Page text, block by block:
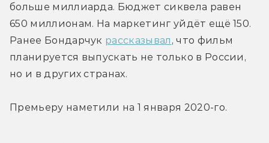
больше миллиарда. Бюджет сиквела равен
650 миллионам. На маркетинг уйдёт ещё 150.
Ранее Бондарчук рассказывал , что фильм
планируется выпускать не только в России,
но и в других странах.
Премьеру наметили на 1 января 2020-го.